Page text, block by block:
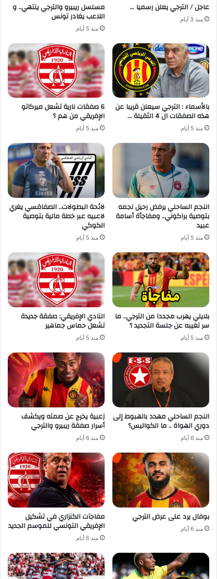
عاجل / الترجي يعلن رسميا …
منذ 3 أيام
مسلسل ريبيرو والترجي ينتهي.. و
اللاعب يغادر تونس
منذ 5 أيام
بالأسماء : الترجي سيعلن قريبا عن
هذه الصفقات ال 4 الثقيلة …
منذ 5 أيام
6 صفقات نارية تشعل ميركاتو
الإفريقي من هم ؟
منذ 5 أيام
النجم الساحلي يرفض رحيل نجمه
بتوصية براكوني.. ومفاجأة أسامة
عبيد
منذ 5 أيام
لائحة البطولات.. الصفاقسي يغري
لاعبيه عبر خطة مالية بتوصية
الكوكي
منذ 5 أيام
بلايلي يهرب مجددا من الترجي.. ما
سر تغيبه عن جلسة التجديد ؟
منذ 5 أيام
النادي الإفريقي: صفقة جديدة
تشعل حماس جماهير
منذ 5 أيام
النجم الساحلي مهدد بالهبوط إلى
دوري الهواة .. ما الكواليس؟
منذ 6 أيام
زعبية يخرج عن صمته ويكشف
أسرار صفقة ريبيرو والترجي
منذ 6 أيام
بوفال يرد على عرض الترجي
منذ 6 أيام
مفاجآت الكنزاري في تشكيل
الإفريقي التونسي للموسم الجديد
منذ 6 أيام